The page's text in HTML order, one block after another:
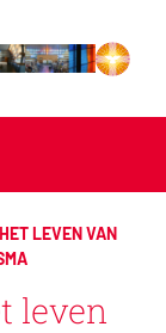
LEVEN VAN
leven